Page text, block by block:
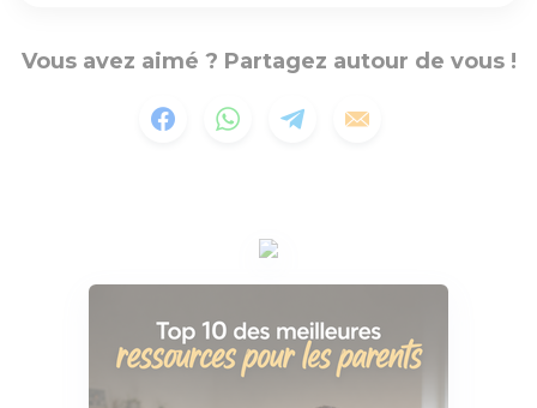
Vous avez aimé ? Partagez autour de vous !